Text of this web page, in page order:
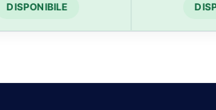
DISPONIBILE